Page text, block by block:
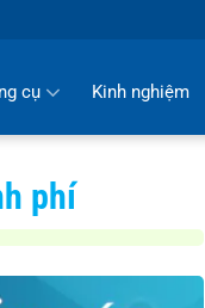
cụ Kinh nghiệm
phí